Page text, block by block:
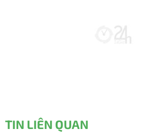
TIN LIÊN QUAN